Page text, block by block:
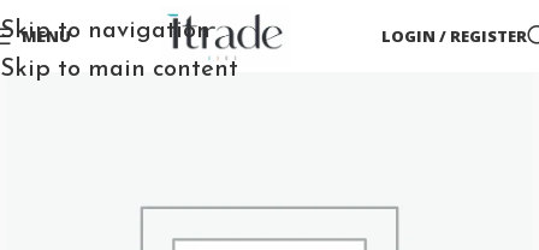
Skip to navigation
Skip to main content
MENU LOGIN / REGISTER